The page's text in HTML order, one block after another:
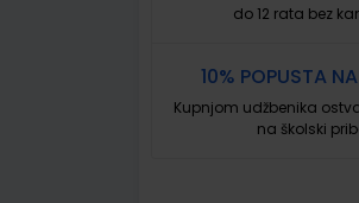
do 12 rata bez
10% POPUSTA
Kupnjom udžbenika
na školski